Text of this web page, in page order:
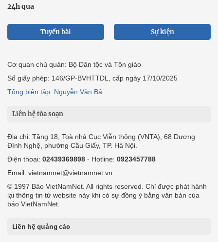
24h qua
Tuyến bài Sự kiện
Cơ quan chủ quản: Bộ Dân tộc và Tôn giáo
Số giấy phép: 146/GP-BVHTTDL, cấp ngày 17/10/2025
Tổng biên tập: Nguyễn Văn Bá
Liên hệ tòa soạn
Địa chỉ: Tầng 18, Toà nhà Cục Viễn thông (VNTA), 68 Dương
Đình Nghệ, phường Cầu Giấy, TP. Hà Nội.
Điện thoại: 02439369898 - Hotline: 0923457788
Email: vietnamnet@vietnamnet.vn
© 1997 Báo VietNamNet. All rights reserved. Chỉ được phát hành
lại thông tin từ website này khi có sự đồng ý bằng văn bản của
báo VietNamNet.
Liên hệ quảng cáo